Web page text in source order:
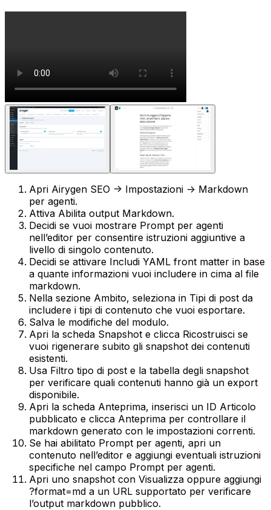
Apri Airygen SEO -> Impostazioni -> Markdown
per agenti.
Attiva Abilita output Markdown.
Decidi se vuoi mostrare Prompt per agenti
nell’editor per consentire istruzioni aggiuntive a
livello di singolo contenuto.
Decidi se attivare Includi YAML front matter in base
a quante informazioni vuoi includere in cima al file
markdown.
Nella sezione Ambito, seleziona in Tipi di post da
includere i tipi di contenuto che vuoi esportare.
Salva le modifiche del modulo.
Apri la scheda Snapshot e clicca Ricostruisci se
vuoi rigenerare subito gli snapshot dei contenuti
esistenti.
Usa Filtro tipo di post e la tabella degli snapshot
per verificare quali contenuti hanno già un export
disponibile.
Apri la scheda Anteprima, inserisci un ID Articolo
pubblicato e clicca Anteprima per controllare il
markdown generato con le impostazioni correnti.
Se hai abilitato Prompt per agenti, apri un
contenuto nell’editor e aggiungi eventuali istruzioni
specifiche nel campo Prompt per agenti.
Apri uno snapshot con Visualizza oppure aggiungi
?format=md a un URL supportato per verificare
l’output markdown pubblico.